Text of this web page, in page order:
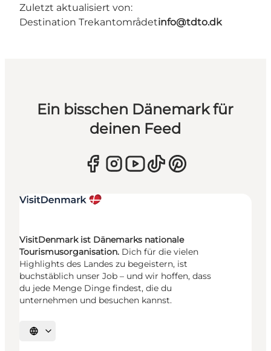
Zuletzt aktualisiert von:
Destination Trekantområdetinfo@tdto.dk
Ein bisschen Dänemark für
deinen Feed
VisitDenmark ist Dänemarks nationale
Tourismusorganisation. Dich für die vielen
Highlights des Landes zu begeistern, ist
buchstäblich unser Job – und wir hoffen, dass
du jede Menge Dinge findest, die du
unternehmen und besuchen kannst.
Sprache auswählen